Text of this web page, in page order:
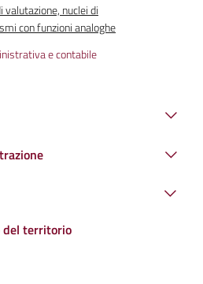
nuclei di
con funzioni analoghe
e contabile
del territorio